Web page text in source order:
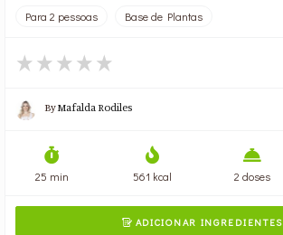
Para 2 pessoas Base de Plantas
ByMafalda Rodiles
25 min 561 kcal 2 doses
ADICIONAR INGREDIENTES